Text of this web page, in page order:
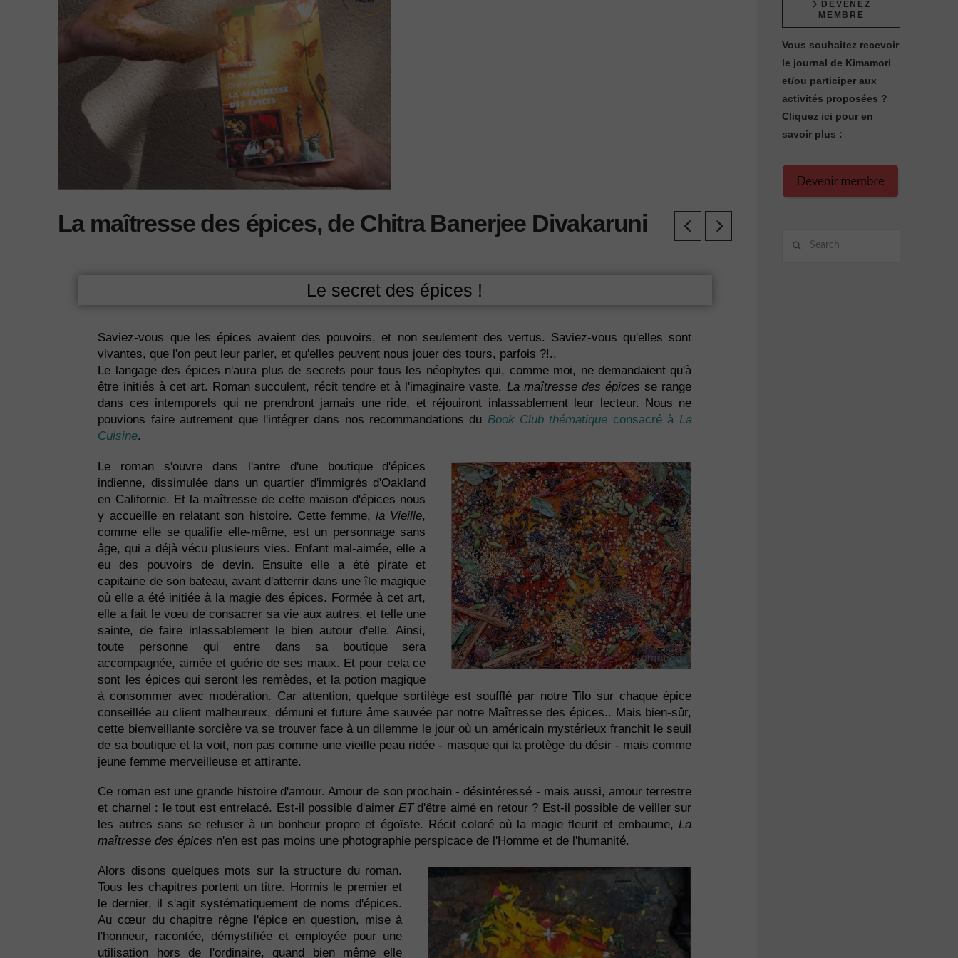
La maîtresse des épices, de Chitra Banerjee Divakaruni
Le secret des épices !
Saviez-vous que les épices avaient des pouvoirs, et non seulement des vertus. Saviez-vous qu'elles sont
vivantes, que l'on peut leur parler, et qu'elles peuvent nous jouer des tours, parfois ?!..
Le langage des épices n'aura plus de secrets pour tous les néophytes qui, comme moi, ne demandaient qu'à
être initiés à cet art. Roman succulent, récit tendre et à l'imaginaire vaste, La maîtresse des épices se range
dans ces intemporels qui ne prendront jamais une ride, et réjouiront inlassablement leur lecteur. Nous ne
pouvions faire autrement que l'intégrer dans nos recommandations du Book Club thématique consacré à La
Cuisine.
Le roman s'ouvre dans l'antre d'une boutique d'épices
indienne, dissimulée dans un quartier d'immigrés d'Oakland
en Californie. Et la maîtresse de cette maison d'épices nous
y accueille en relatant son histoire. Cette femme,la Vieille,
comme elle se qualifie elle-même, est un personnage sans
âge, qui a déjà vécu plusieurs vies. Enfant mal-aimée, elle a
eu des pouvoirs de devin. Ensuite elle a été pirate et
capitaine de son bateau, avant d'atterrir dans une île magique
où elle a été initiée à la magie des épices. Formée à cet art,
elle a fait le vœu de consacrer sa vie aux autres, et telle une
sainte, de faire inlassablement le bien autour d'elle. Ainsi,
toute personne qui entre dans sa boutique sera
accompagnée, aimée et guérie de ses maux. Et pour cela ce
sont les épices qui seront les remèdes, et la potion magique
à consommer avec modération. Car attention, quelque sortilège est soufflé par notre Tilo sur chaque épice
conseillée au client malheureux, démuni et future âme sauvée par notre Maîtresse des épices.. Mais bien-sûr,
cette bienveillante sorcière va se trouver face à un dilemme le jour où un américain mystérieux franchit le seuil
de sa boutique et la voit, non pas comme une vieille peau ridée - masque qui la protège du désir - mais comme
jeune femme merveilleuse et attirante.
Ce roman est une grande histoire d'amour. Amour de son prochain - désintéressé - mais aussi, amour terrestre
et charnel : le tout est entrelacé. Est-il possible d'aimer ETd'être aimé en retour ? Est-il possible de veiller sur
les autres sans se refuser à un bonheur propre et égoïste. Récit coloré où la magie fleurit et embaume,La
maîtresse des épices n'en est pas moins une photographie perspicace de l'Homme et de l'humanité.
Alors disons quelques mots sur la structure du roman.
Tous les chapitres portent un titre. Hormis le premier et
le dernier, il s'agit systématiquement de noms d'épices.
Au cœur du chapitre règne l'épice en question, mise à
l'honneur, racontée, démystifiée et employée pour une
utilisation hors de l'ordinaire, quand bien même elle
DEVENEZ
MEMBRE
Vous souhaitez recevoir
le journal de Kimamori
et/ou participer aux
activités proposées ?
Cliquez ici pour en
savoir plus :